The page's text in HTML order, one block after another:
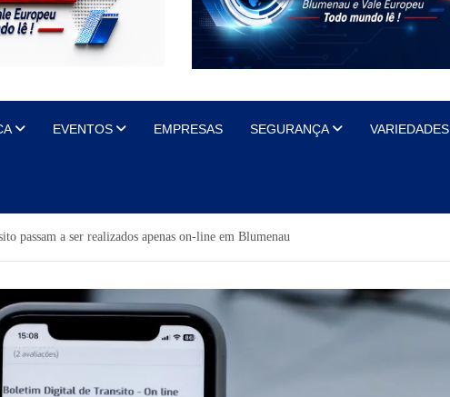
EVENTOS EMPRESAS SEGURANÇA VARIEDADES
passam a ser realizados apenas on-line em Blumenau